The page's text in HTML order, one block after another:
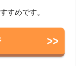
すめです。